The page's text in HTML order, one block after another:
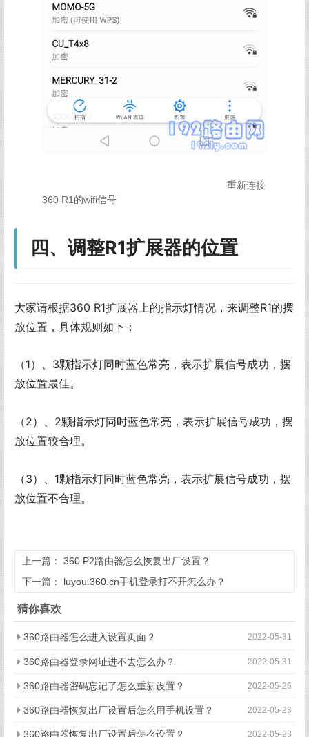
重新连接
360 R1的wifi信号
四、调整R1扩展器的位置
大家请根据360 R1扩展器上的指示灯情况，来调整R1的摆
放位置，具体规则如下：
（1）、3颗指示灯同时蓝色常亮，表示扩展信号成功，摆
放位置最佳。
（2）、2颗指示灯同时蓝色常亮，表示扩展信号成功，摆
放位置较合理。
（3）、1颗指示灯同时蓝色常亮，表示扩展信号成功，摆
放位置不合理。
上一篇： 360 P2路由器怎么恢复出厂设置？
下一篇： luyou.360.cn手机登录打不开怎么办？
猜你喜欢
2022-05-31
360路由器怎么进入设置页面？
2022-05-31
360路由器登录网址进不去怎么办？
2022-05-26
360路由器密码忘记了怎么重新设置？
2022-05-23
360路由器恢复出厂设置后怎么用手机设置？
2022-05-23
360路由器恢复出厂设置后怎么设置？